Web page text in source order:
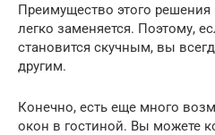
Преимущество этого
легко заменяется. Поэтому,
становится скучным, вы
другим.
Конечно, есть еще много
окон в гостиной. Вы можете